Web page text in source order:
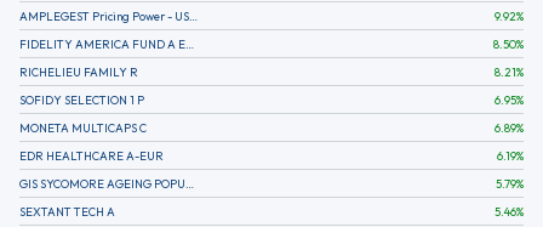
9.92%
8.50%
RICHELIEU FAMILY R
8.21%
SOFIDY SELECTION 1 P
6.95%
MONETA MULTICAPS C
6.89%
EDR HEALTHCARE A-EUR
6.19%
5.79%
SEXTANT TECH A
5.46%